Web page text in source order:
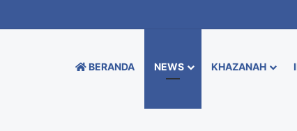
BERANDA NEWS KHAZANAH